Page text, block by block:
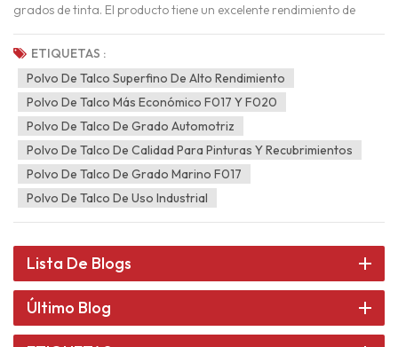
grados de tinta. El producto tiene un excelente rendimiento de
color y puede reducir el consumo. de dióxido de titanio. Polvo de
talco ultrafino Se utiliza en productos de tinta sin molienda
secundaria, lo que también puede mejorar lae resistencia a la
fricción y fluidez de la tinta, al tiempo que reduce la
viscosidad. Características del producto: El polvo de talco tiene las
características de aumentar la resistencia a la tracción, la
resistencia al corte, la resistencia a la flexión, la resistencia a la
compresión, reducir la deformación, el alargamiento,Alta
blancura, tamaño de partícula uniforme y fuerte
dispersión.ONuestros productos no contienen amianto. Cantidad
adicional recomendada:Recubrimientos y pinturas5%-40%Tinta,
caucho, fabricación de papel5%-15%Textil, piensos5%-15%Plástico,
cable5%-25%La dosis recomendada es sólo de referencia y la dosis
específica será determinada por el cliente después de la
prueba. Solicitud:
ETIQUETAS :
Polvo De Talco Superfino De Alto Rendimiento
Polvo De Talco Más Económico F017 Y F020
Polvo De Talco De Grado Automotriz
Polvo De Talco De Calidad Para Pinturas Y Recubrimientos
Polvo De Talco De Grado Marino F017
Polvo De Talco De Uso Industrial
Lista De Blogs
Último Blog